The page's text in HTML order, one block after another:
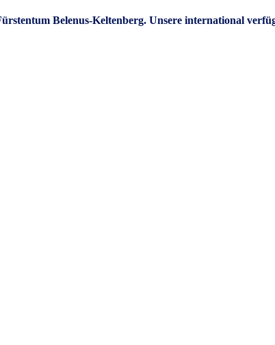
Belenus-Keltenberg. Unsere international